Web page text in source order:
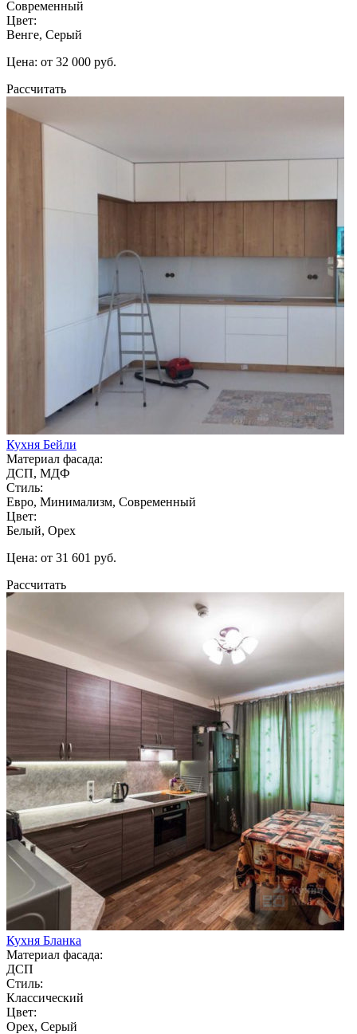
Современный
Цвет:
Венге, Серый
Цена: от 32 000 руб.
Рассчитать
Кухня Бейли
Материал фасада:
ДСП, МДФ
Стиль:
Евро, Минимализм, Современный
Цвет:
Белый, Орех
Цена: от 31 601 руб.
Рассчитать
Кухня Бланка
Материал фасада:
ДСП
Стиль:
Классический
Цвет:
Орех, Серый